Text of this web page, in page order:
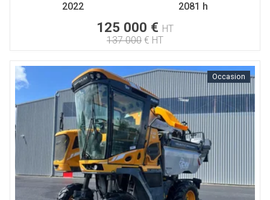
2022 2081 h
137 000 € HT
125 000 € HT
Occasion